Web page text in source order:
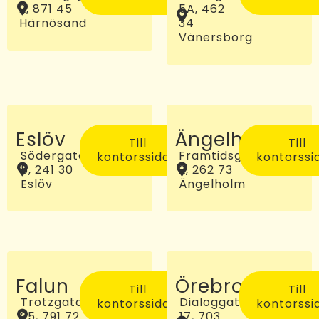
2, 871 45
Härnösand
5A, 462
34
Vänersborg
Eslöv
Södergatan
5, 241 30
Eslöv
Till
kontorssidan
Ängelholm
Framtidsgatan
2, 262 73
Ängelholm
Till
Falun
Trotzgatan
Till
kontorssidan
Örebro
Dialoggatan
Till